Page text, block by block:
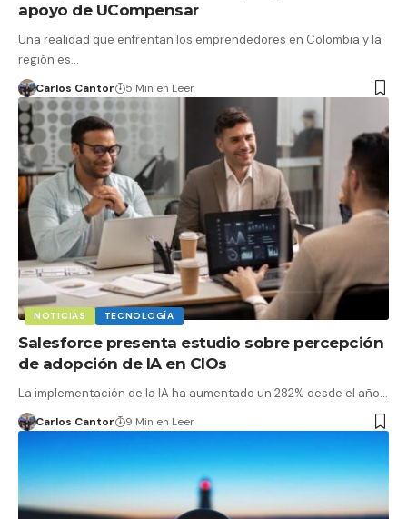
apoyo de UCompensar
Una realidad que enfrentan los emprendedores en Colombia y la
región es…
Carlos Cantor 5 Min en Leer
NOTICIAS TECNOLOGÍA
Salesforce presenta estudio sobre percepción
de adopción de IA en CIOs
La implementación de la IA ha aumentado un 282% desde el año…
Carlos Cantor 9 Min en Leer